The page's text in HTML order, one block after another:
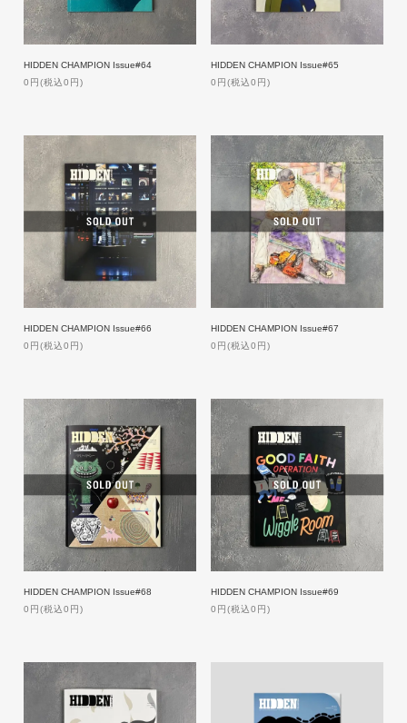
HIDDEN CHAMPION Issue#64
0円(税込0円)
HIDDEN CHAMPION Issue#65
0円(税込0円)
HIDDEN CHAMPION Issue#66
0円(税込0円)
HIDDEN CHAMPION Issue#67
0円(税込0円)
HIDDEN CHAMPION Issue#68
0円(税込0円)
HIDDEN CHAMPION Issue#69
0円(税込0円)